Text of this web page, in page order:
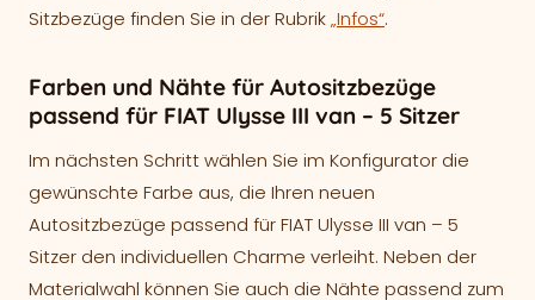
Sitzbezüge finden Sie in der Rubrik„Infos“.
Farben und Nähte für Autositzbezüge
passend für FIAT Ulysse III van – 5 Sitzer
Im nächsten Schritt wählen Sie im Konfigurator die
gewünschte Farbe aus, die Ihren neuen
Autositzbezüge passend für FIAT Ulysse III van – 5
Sitzer den individuellen Charme verleiht. Neben der
Materialwahl können Sie auch die Nähte passend zum